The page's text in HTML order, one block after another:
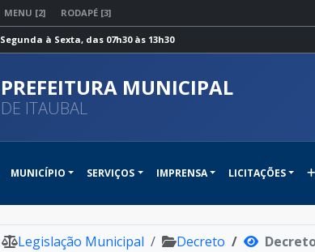
MENU [2] RODAPÉ [3]
Segunda à Sexta, das 07h30 às 13h30
PREFEITURA MUNICIPAL
DE ITAUBAL
MUNICÍPIO SERVIÇOS IMPRENSA LICITAÇÕES
Legislação Municipal Decreto